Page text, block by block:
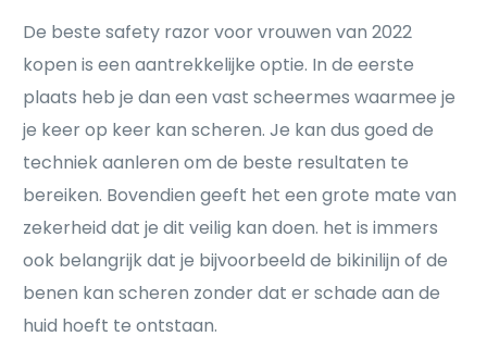
De beste safety razor voor vrouwen van 2022
kopen is een aantrekkelijke optie. In de eerste
plaats heb je dan een vast scheermes waarmee je
je keer op keer kan scheren. Je kan dus goed de
techniek aanleren om de beste resultaten te
bereiken. Bovendien geeft het een grote mate van
zekerheid dat je dit veilig kan doen. het is immers
ook belangrijk dat je bijvoorbeeld de bikinilijn of de
benen kan scheren zonder dat er schade aan de
huid hoeft te ontstaan.